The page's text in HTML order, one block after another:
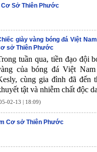
Cơ Sở Thiên Phước
giày vàng bóng đá Việt
sở Thiên Phước
tuần qua, tiền đạo đội
của bóng đá Việt
cùng gia đình đã đến
tật và nhiễm chất độc
02-13 | 18:09)
Cơ sở Thiên Phước